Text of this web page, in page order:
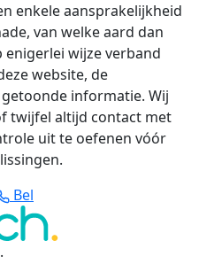
enkele aansprakelijkheid
van welke aard dan
wijze verband
website, de
informatie. Wij
twijfel altijd contact met
uit te oefenen vóór
Bel
.